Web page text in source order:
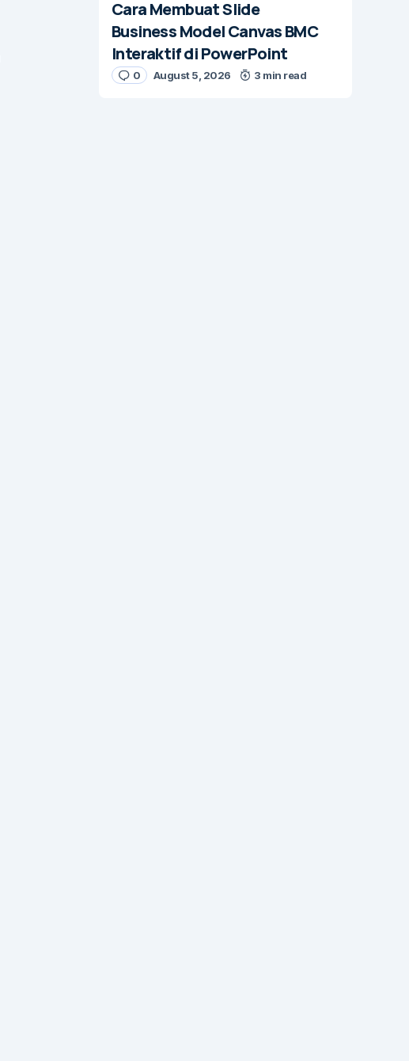
Cara Membuat Slide
Business Model Canvas BMC
Interaktif di PowerPoint
0 August 5, 2026 3 min read